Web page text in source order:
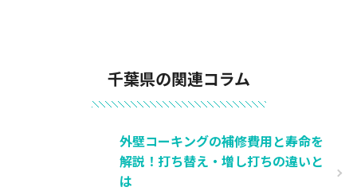
千葉県の関連コラム
外壁コーキングの補修費用と寿命を
解説！打ち替え・増し打ちの違いと
は